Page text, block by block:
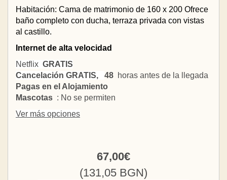
Habitación: Cama de matrimonio de 160 x 200 Ofrece
baño completo con ducha, terraza privada con vistas
al castillo.
Internet de alta velocidad
Netflix GRATIS
Cancelación GRATIS, 48 horas antes de la llegada
Pagas en el Alojamiento
Mascotas : No se permiten
Ver más opciones
67,00€
(131,05 BGN)